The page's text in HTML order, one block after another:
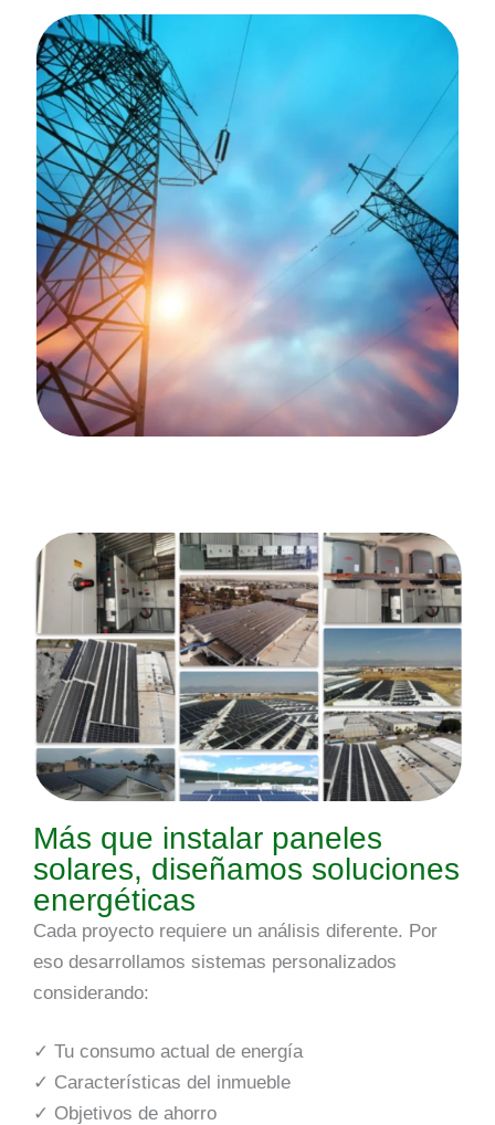
Más que instalar paneles
solares, diseñamos soluciones
energéticas
Cada proyecto requiere un análisis diferente. Por
eso desarrollamos sistemas personalizados
considerando:
✓ Tu consumo actual de energía
✓ Características del inmueble
✓ Objetivos de ahorro